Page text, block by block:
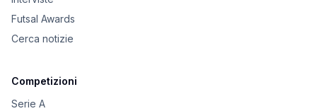
Futsal Awards
Cerca notizie
Competizioni
Serie A